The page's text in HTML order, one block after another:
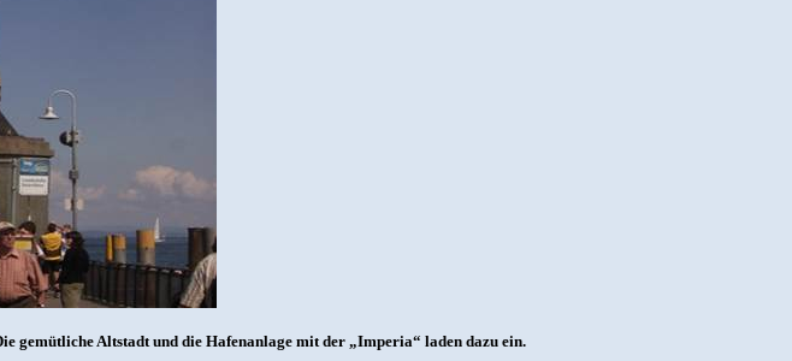
gemütliche Altstadt und die Hafenanlage mit der „Imperia“ laden dazu ein.